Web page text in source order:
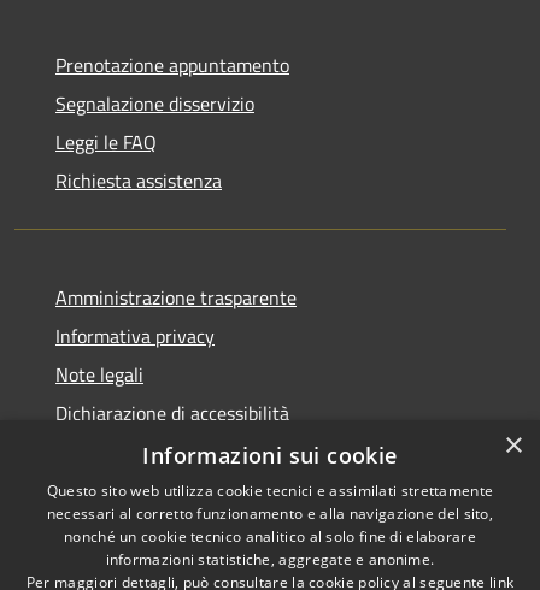
Prenotazione appuntamento
Segnalazione disservizio
Leggi le FAQ
Richiesta assistenza
Amministrazione trasparente
Informativa privacy
Note legali
Dichiarazione di accessibilità
Accessibilità
Copyright © 2026 • Comune di
Carbognano • Powered by
×
Informazioni sui cookie
Questo sito web utilizza cookie tecnici e assimilati strettamente
necessari al corretto funzionamento e alla navigazione del sito,
nonché un cookie tecnico analitico al solo fine di elaborare
informazioni statistiche, aggregate e anonime.
Per maggiori dettagli, può consultare la cookie policy al seguente link